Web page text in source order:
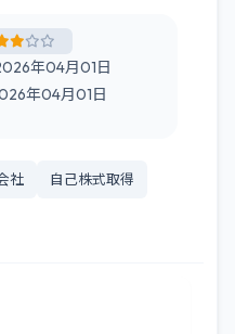
年04月01日
年04月01日
社 自己株式取得